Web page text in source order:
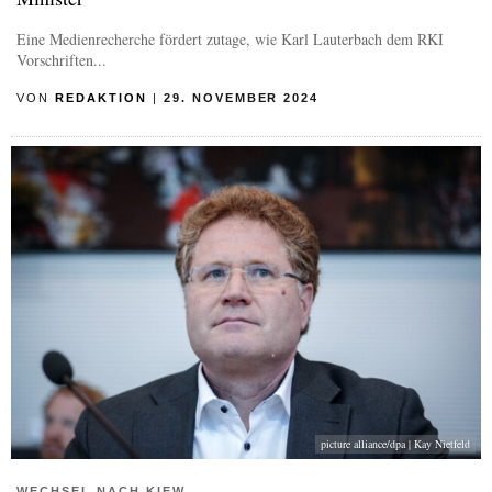
Eine Medienrecherche fördert zutage, wie Karl Lauterbach dem RKI
Vorschriften...
VON REDAKTION | 29. NOVEMBER 2024
picture alliance/dpa | Kay Nietfeld